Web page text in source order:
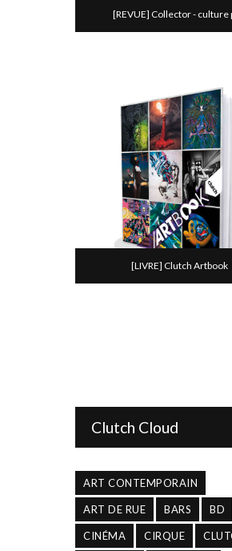
[REVUE] Collector - culture
[LIVRE] Clutch Artbook
Clutch Cloud
ART CONTEMPORAIN
ART DE RUE BARS BD
CINÉMA CIRQUE